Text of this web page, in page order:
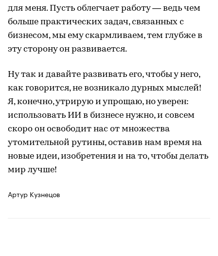
для меня. Пусть облегчает работу — ведь чем
больше практических задач, связанных с
бизнесом, мы ему скармливаем, тем глубже в
эту сторону он развивается.
Ну так и давайте развивать его, чтобы у него,
как говорится, не возникало дурных мыслей!
Я, конечно, утрирую и упрощаю, но уверен:
использовать ИИ в бизнесе нужно, и совсем
скоро он освободит нас от множества
утомительной рутины, оставив нам время на
новые идеи, изобретения и на то, чтобы делать
мир лучше!
Артур Кузнецов